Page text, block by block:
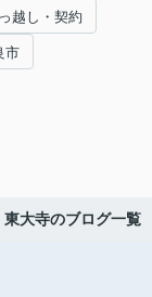
越し・契約
市
東大寺のブログ一覧